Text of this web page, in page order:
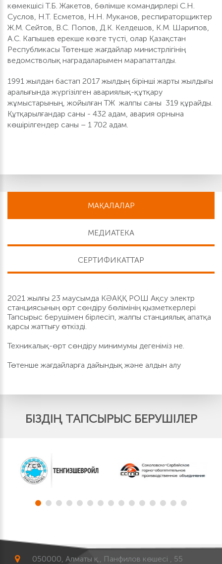
көмекшісі Т.Б. Жакетов, бөлімше командирлері С.Н.
Суслов, Н.Т. Есметов, Н.Н. Муканов, респираторщиктер
Ж.М. Сейтов, В.С. Попов, Д.К. Келдешов, К.М. Шарипов,
А.С. Капышев ерекше көзге түсті, олар Қазақстан
Республикасы Төтенше жағдайлар министрлігінің
ведомстволық наградаларымен марапатталды.
1991 жылдан бастап 2017 жылдың бірінші жарты жылдығы
аралығында жүргізілген авариялық-құтқару
жұмыстарының, жойылған ТЖ жалпы саны 319 құрайды.
Құтқарылғандар саны - 432 адам, авария орнына
көшірілгендер саны – 1 702 адам.
МАҚАЛАЛАР
МЕДИАТЕКА
СЕРТИФИКАТТАР
2021 жылғы 23 маусымда КӘАҚҚ РОШ Ақсу электр
станциясының өрт сөндіру бөлімінің қызметкерлері
Тапсырыс берушімен бірлесіп, жалпы станциялық апатқа
қарсы жаттығу өткізді.
Техникалық-өрт сөндіру минимумы дегеніміз не.
Төтенше жағдайларға дайындық және алдын алу
БІЗДІҢ ТАПСЫРЫС БЕРУШІЛЕР
050000, Алматы қ., Панфилов көшесі , 55